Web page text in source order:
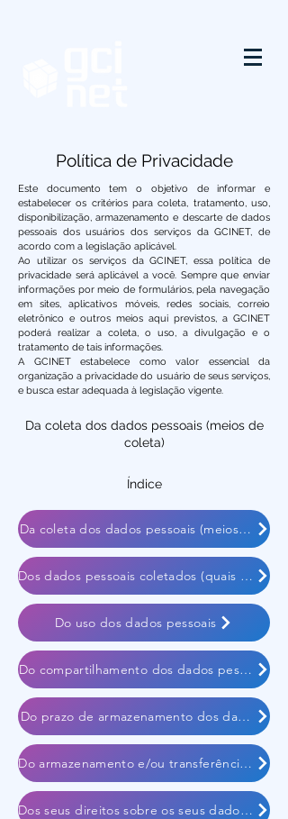
Política de Privacidade
Este documento tem o objetivo de informar e
estabelecer os critérios para coleta, tratamento, uso,
disponibilização, armazenamento e descarte de dados
pessoais dos usuários dos serviços da GCINET, de
acordo com a legislação aplicável.
Ao utilizar os serviços da GCINET, essa política de
privacidade será aplicável a você. Sempre que enviar
informações por meio de formulários, pela navegação
em sites, aplicativos móveis, redes sociais, correio
eletrônico e outros meios aqui previstos, a GCINET
poderá realizar a coleta, o uso, a divulgação e o
tratamento de tais informações.
A GCINET estabelece como valor essencial da
organização a privacidade do usuário de seus serviços,
e busca estar adequada à legislação vigente.
Da coleta dos dados pessoais (meios de
coleta)
Índice
Da coleta dos dados pessoais (meios de
Dos dados pessoais coletados (quais dados
Do uso dos dados pessoais
Do compartilhamento dos dados pessoais
Do prazo de armazenamento dos dados
Do armazenamento e/ou transferência dos
Dos seus direitos sobre os seus dados